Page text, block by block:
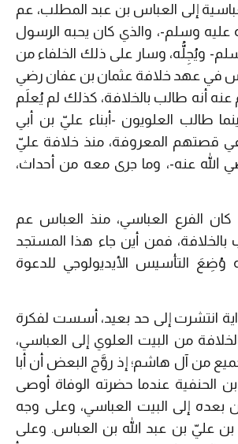
إلى العباس بن عبد المطلب، عم
عليه وسلم-، والذي كان يحبه الرسول
ويُجِلُّه، وسار على ذلك الخلفاء من
في عهد خلافة عثمان بن عفان رضي
عنه أنه طالب بالخلافة، كذلك لم يُعلَم
طالب العلويون -أبناء عليّ بن أبي
قصتهم المعروفة، منذ خلافة عليّ
الله عنه-، وما جرى معه من أحداث،
كان الفرع العباسي، منذ العباس عم
فمن أين جاء هذا المستجد
التأسيس الأيديولوجي للدعوة
انتشرت إلى حد بعيد، أسست لفكرة
من البيت العلوي إلى العباسي،
من آل هاشم؛ إذ روَّج البعض أن أبا
الحنفية عندما حضرته الوفاة أوصى
بعده إلى البيت العباسي، وعلى وجه
بن عليّ بن عبد الله بن العباس. وعلى